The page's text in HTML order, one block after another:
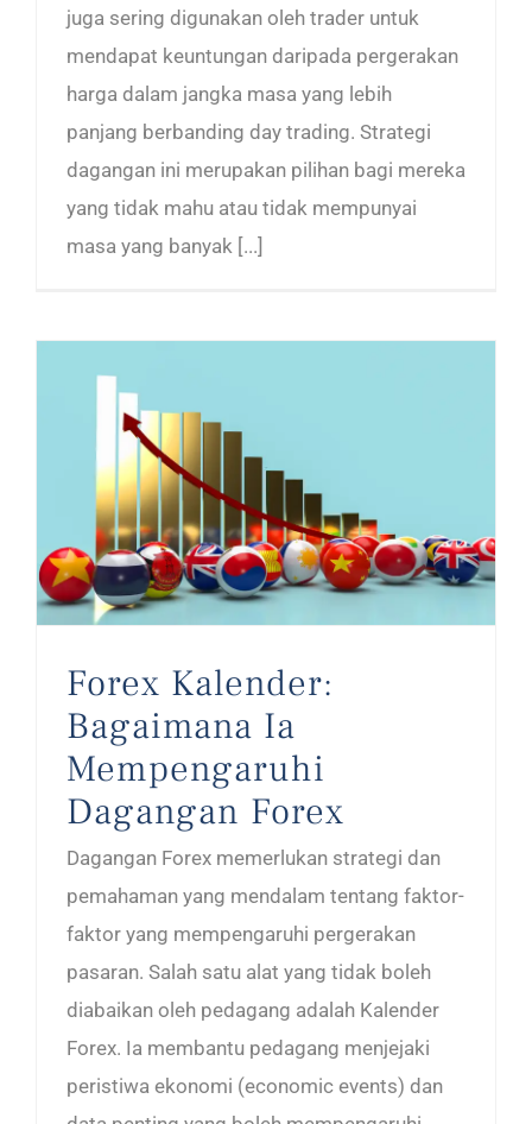
juga sering digunakan oleh trader untuk
mendapat keuntungan daripada pergerakan
harga dalam jangka masa yang lebih
panjang berbanding day trading. Strategi
dagangan ini merupakan pilihan bagi mereka
yang tidak mahu atau tidak mempunyai
masa yang banyak [...]
Forex Kalender:
Bagaimana Ia
Mempengaruhi
Dagangan Forex
Dagangan Forex memerlukan strategi dan
pemahaman yang mendalam tentang faktor-
faktor yang mempengaruhi pergerakan
pasaran. Salah satu alat yang tidak boleh
diabaikan oleh pedagang adalah Kalender
Forex. Ia membantu pedagang menjejaki
peristiwa ekonomi (economic events) dan